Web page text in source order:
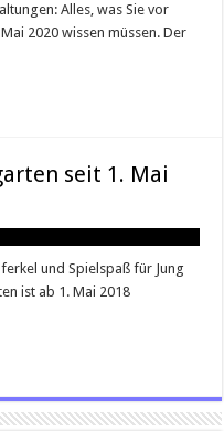
Alles, was Sie vor
2020 wissen müssen. Der
seit 1. Mai
und Spielspaß für Jung
ist ab 1. Mai 2018